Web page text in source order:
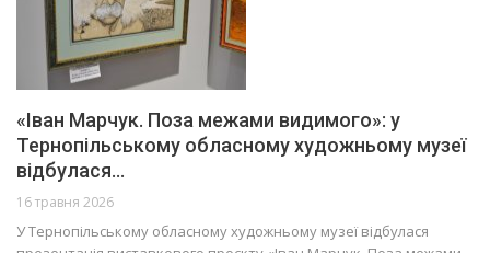
«Іван Марчук. Поза межами видимого»: у
Тернопільському обласному художньому музеї
відбулася…
16 травня 2026
У Тернопільському обласному художньому музеї відбулася